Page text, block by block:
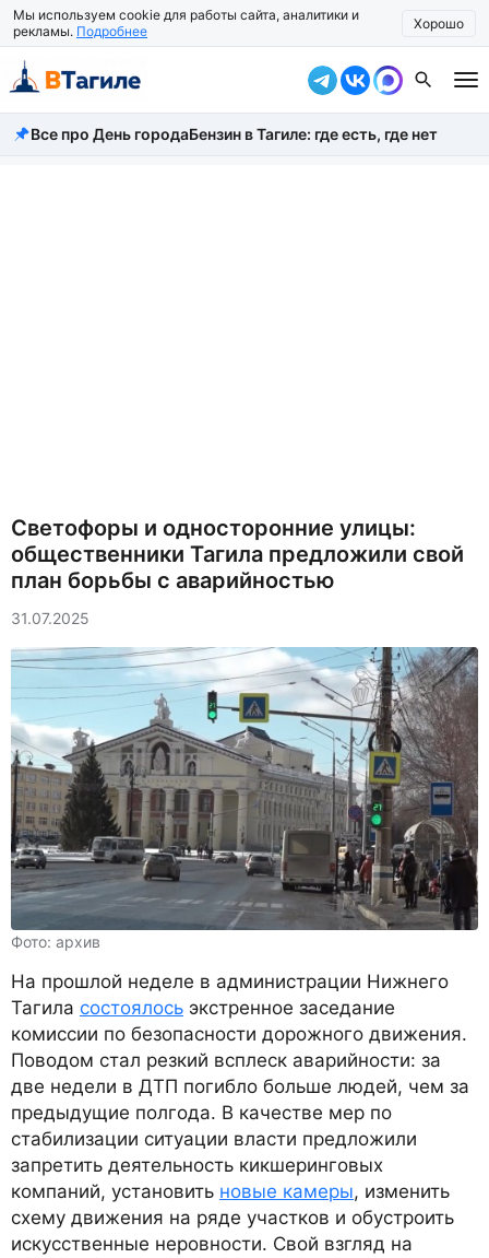
Мы используем cookie для работы сайта, аналитики и
рекламы. Подробнее Хорошо
Все новости
Все про День городаБензин в Тагиле: где есть, где нет
Светофоры и односторонние улицы:
общественники Тагила предложили свой
план борьбы с аварийностью
31.07.2025
Фото: архив
На прошлой неделе в администрации Нижнего
Тагила состоялось экстренное заседание
комиссии по безопасности дорожного движения.
Поводом стал резкий всплеск аварийности: за
две недели в ДТП погибло больше людей, чем за
предыдущие полгода. В качестве мер по
стабилизации ситуации власти предложили
запретить деятельность кикшеринговых
компаний, установить новые камеры, изменить
схему движения на ряде участков и обустроить
искусственные неровности. Свой взгляд на